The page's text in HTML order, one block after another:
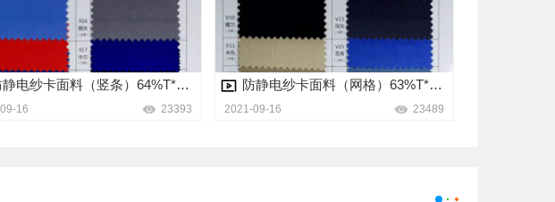
​防静电纱卡面料（竖条）64%T*35%JC*1导电纱 240克面料
16 23393
防静电纱卡面料（网格）63%T*34%JC*3%导电纱 240克面料
2021-09-16 23489